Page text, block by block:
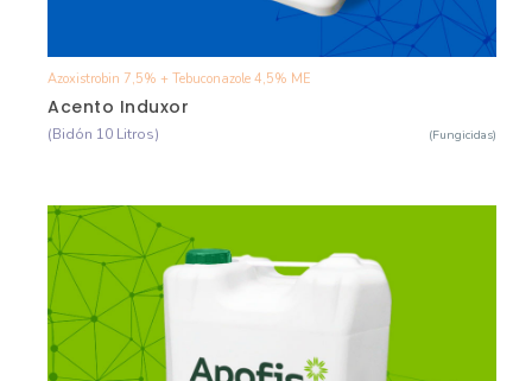
Ver Detalle
Azoxistrobin 7,5% + Tebuconazole 4,5% ME
Acento Induxor
(Bidón 10 Litros) (Fungicidas)